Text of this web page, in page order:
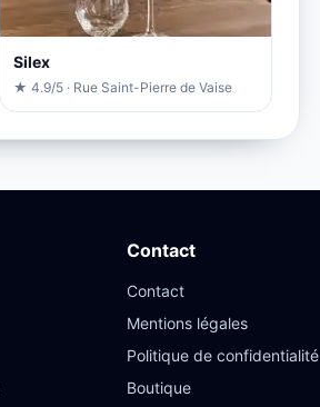
Silex
★ 4.9/5 · Rue Saint-Pierre de Vaise
Contact
Contact
Mentions légales
Politique de confidentialité
Boutique